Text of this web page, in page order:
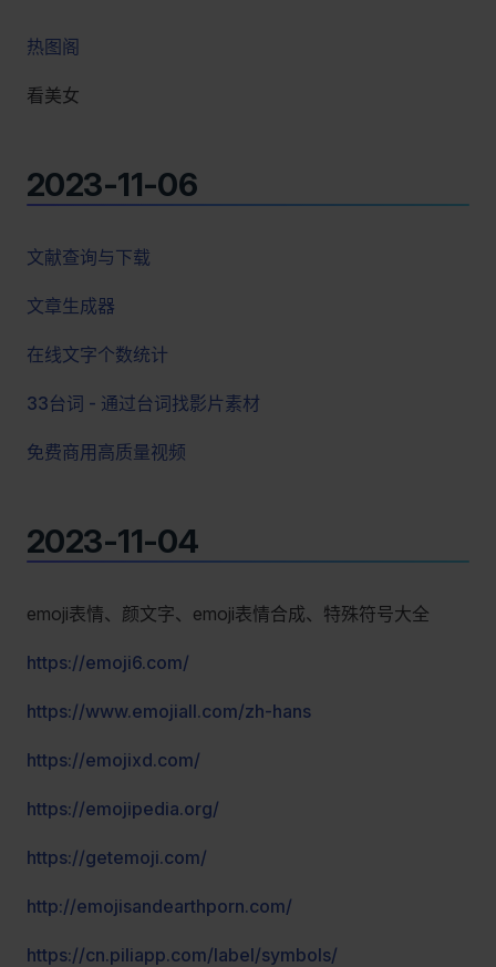
热图阁
看美女
2023-11-06
文献查询与下载
文章生成器
在线文字个数统计
33台词 - 通过台词找影片素材
免费商用高质量视频
2023-11-04
emoji表情、颜文字、emoji表情合成、特殊符号大全
https://emoji6.com/
https://www.emojiall.com/zh-hans
https://emojixd.com/
https://emojipedia.org/
https://getemoji.com/
http://emojisandearthporn.com/
https://cn.piliapp.com/label/symbols/